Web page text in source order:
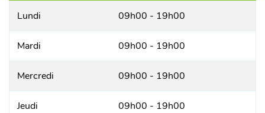
Lundi 09h00 - 19h00
Mardi 09h00 - 19h00
Mercredi 09h00 - 19h00
Jeudi 09h00 - 19h00